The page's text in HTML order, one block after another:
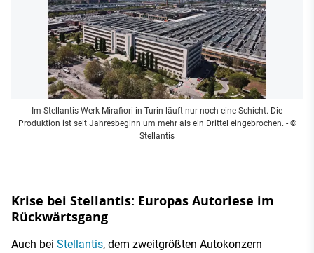
Im Stellantis-Werk Mirafiori in Turin läuft nur noch eine Schicht. Die
Produktion ist seit Jahresbeginn um mehr als ein Drittel eingebrochen. - ©
Stellantis
Krise bei Stellantis: Europas Autoriese im
Rückwärtsgang
Auch bei Stellantis, dem zweitgrößten Autokonzern